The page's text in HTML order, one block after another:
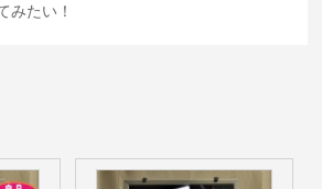
みたい！